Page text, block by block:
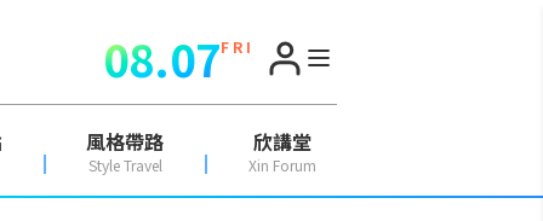
08.07F R I
風格帶路
Style Travel
欣講堂
Xin Forum